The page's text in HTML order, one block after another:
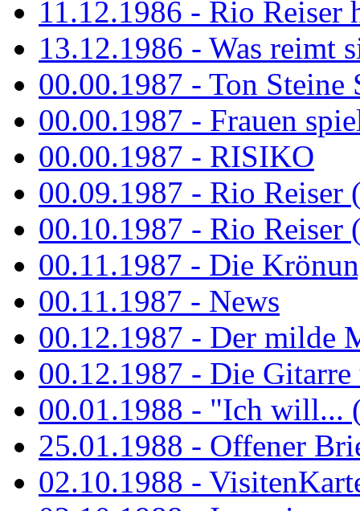
11.12.1986 - Rio Reiser
13.12.1986 - Was reimt
00.00.1987 - Ton Steine
00.00.1987 - Frauen
00.00.1987 - RISIKO
00.09.1987 - Rio Reiser
00.10.1987 - Rio Reiser
00.11.1987 - Die
00.11.1987 - News
00.12.1987 - Der milde
00.12.1987 - Die Gitarre
00.01.1988 - "Ich will...
25.01.1988 - Offener
02.10.1988 -